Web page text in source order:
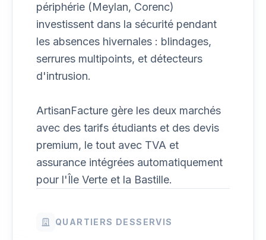
périphérie (Meylan, Corenc)
investissent dans la sécurité pendant
les absences hivernales : blindages,
serrures multipoints, et détecteurs
d'intrusion.
ArtisanFacture gère les deux marchés
avec des tarifs étudiants et des devis
premium, le tout avec TVA et
assurance intégrées automatiquement
pour l'Île Verte et la Bastille.
QUARTIERS DESSERVIS